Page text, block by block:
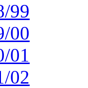
99
00
01
02